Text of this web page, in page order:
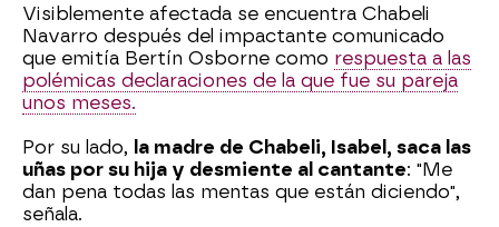
Visiblemente afectada se encuentra Chabeli
Navarro después del impactante comunicado
que emitía Bertín Osborne como respuesta a las
polémicas declaraciones de la que fue su pareja
unos meses.
Por su lado, la madre de Chabeli, Isabel, saca las
uñas por su hija y desmiente al cantante: "Me
dan pena todas las mentas que están diciendo",
señala.